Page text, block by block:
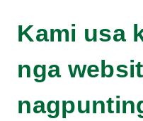
Kami usa
nga